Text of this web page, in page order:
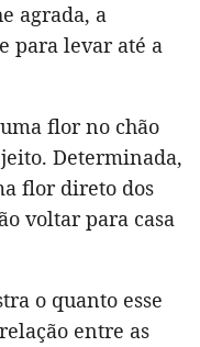
agrada, a
para levar até a
flor no chão
Determinada,
flor direto dos
voltar para casa
o quanto esse
entre as